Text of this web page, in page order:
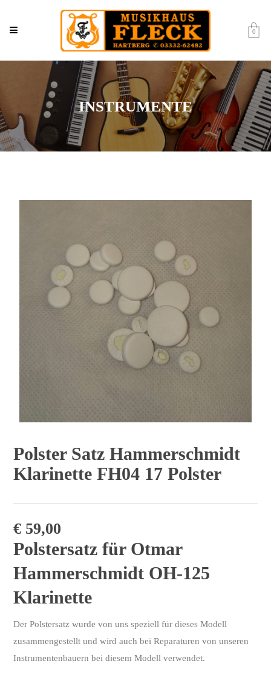
0
INSTRUMENTE
Polster Satz Hammerschmidt
Klarinette FH04 17 Polster
€ 59,00
Polstersatz für Otmar
Hammerschmidt OH-125
Klarinette
Der Polstersatz wurde von uns speziell für dieses Modell
zusammengestellt und wird auch bei Reparaturen von unseren
Instrumentenbauern bei diesem Modell verwendet.